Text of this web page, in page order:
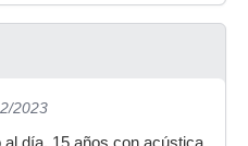
2023
día. 15 años con acústica